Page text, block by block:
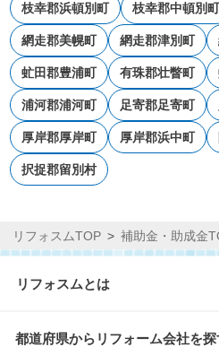
枝幸郡浜頓別町 枝幸郡中頓別
網走郡美幌町 網走郡津別町
虻田郡豊浦町 有珠郡壮瞥町
浦河郡浦河町 足寄郡足寄町
厚岸郡厚岸町 厚岸郡浜中町
択捉郡留別村
リフォスムTOP 補助金・助成金
リフォスムとは
都道府県からリフォーム会社を探